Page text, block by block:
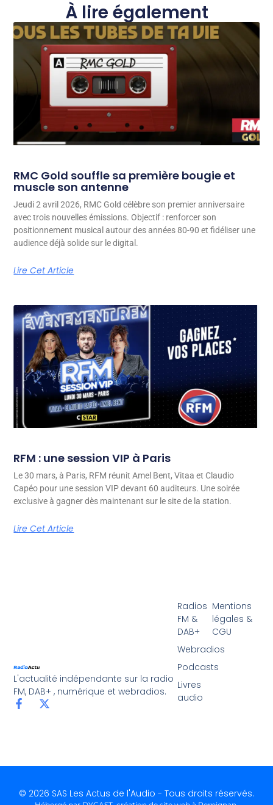
À lire également
RMC Gold souffle sa première bougie et
muscle son antenne
Jeudi 2 avril 2026, RMC Gold célèbre son premier anniversaire
avec trois nouvelles émissions. Objectif : renforcer son
positionnement musical autour des années 80-90 et fidéliser une
audience déjà solide sur le digital.
Lire Cet Article
RFM : une session VIP à Paris
Le 30 mars, à Paris, RFM réunit Amel Bent, Vitaa et Claudio
Capéo pour une session VIP devant 60 auditeurs. Une soirée
exclusive à gagner dès maintenant sur le site de la station.
Lire Cet Article
L'actualité indépendante sur la radio
FM, DAB+ , numérique et webradios.
Radios
FM &
DAB+
Webradios
Podcasts
Livres
audio
Mentions
légales &
CGU
© 2026 SAS Les Actus de l'Audio - Tous droits réservés.